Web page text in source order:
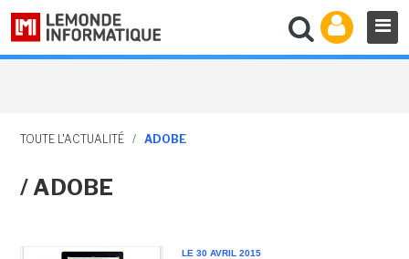
TOUTE L'ACTUALITÉ / ADOBE
/ ADOBE
LE 30 AVRIL 2015